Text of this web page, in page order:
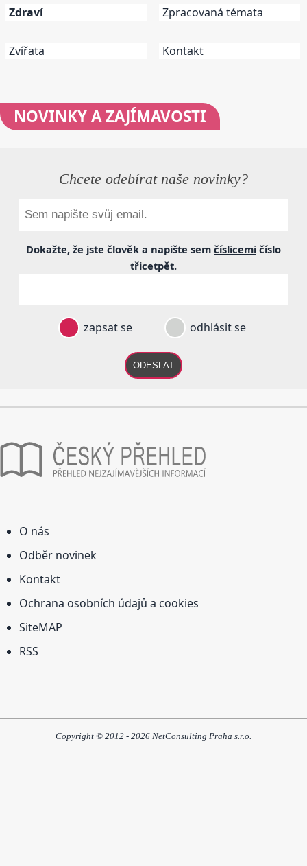
Zdraví
Zvířata
Zpracovaná témata
Kontakt
NOVINKYA ZAJÍMAVOSTI
Chcete odebírat naše novinky?
Dokažte, že jste člověk a napište sem číslicemi číslo
třicetpět.
zapsat se odhlásit se
ODESLAT
O nás
Odběr novinek
Kontakt
Ochrana osobních údajů a cookies
SiteMAP
RSS
Copyright © 2012 - 2026 NetConsulting Praha s.r.o.